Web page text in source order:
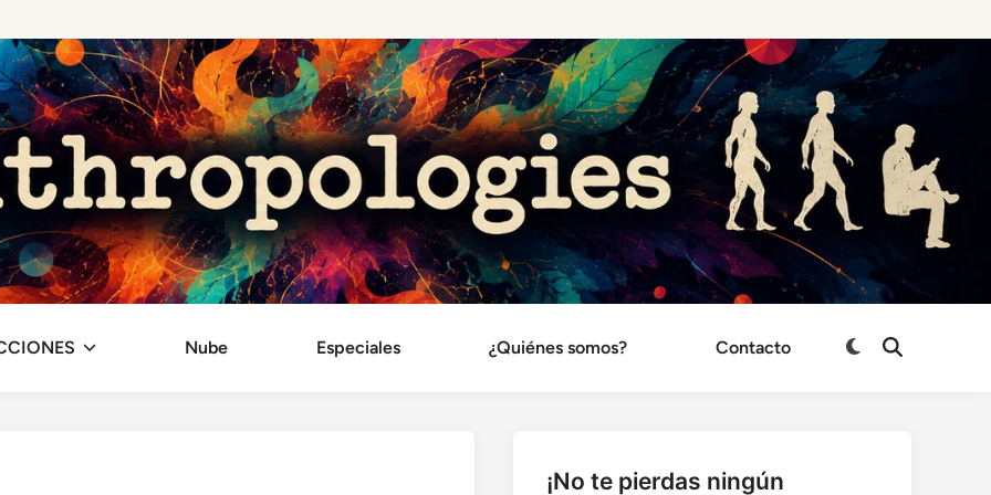
Nube Especiales ¿Quiénes somos? Contacto
Cambiar
Abrir
¡No te pierdas ningún